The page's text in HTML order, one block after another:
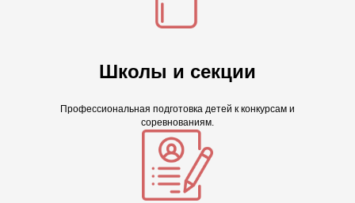
Школы и секции
Профессиональная подготовка детей к конкурсам и
соревнованиям.